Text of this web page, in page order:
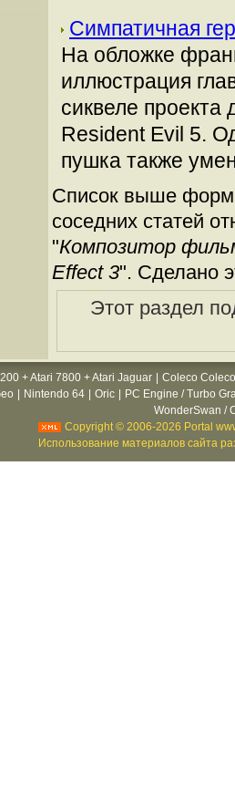
Симпатичная
На обложке
иллюстрация
сиквеле
Resident Evil 5.
пушка также
Список выше
соседних статей
"Композитор
Effect 3". Сделано
Этот раздел
+ Atari 7800 + Atari Jaguar
Coleco
Nintendo 64 Oric
PC Engine / Turbo
WonderSwan /
Copyright © 2006-2026 Portal
Использование материалов сайта